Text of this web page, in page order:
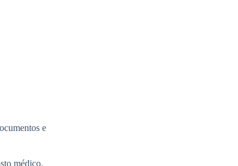
e
médico.